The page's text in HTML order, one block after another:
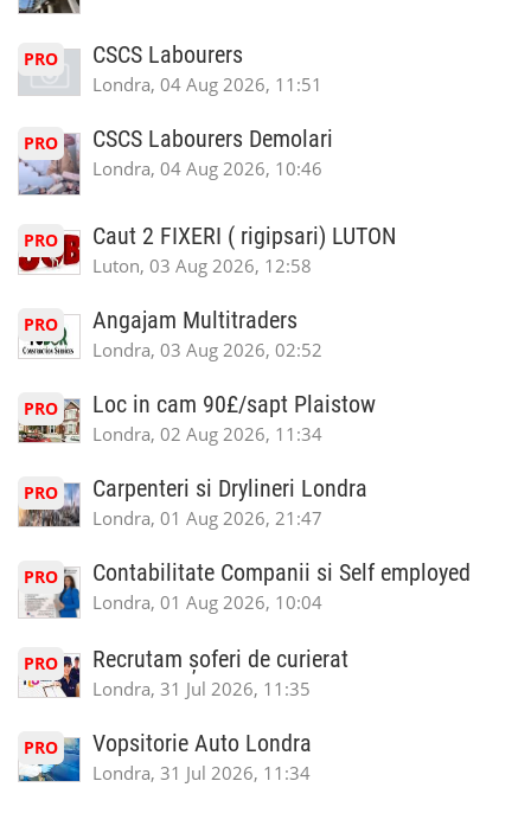
PRO CSCS Labourers
Londra, 04 Aug 2026, 11:51
PRO CSCS Labourers Demolari
Londra, 04 Aug 2026, 10:46
PRO Caut 2 FIXERI ( rigipsari) LUTON
Luton, 03 Aug 2026, 12:58
PRO Angajam Multitraders
Londra, 03 Aug 2026, 02:52
PRO Loc in cam 90£/sapt Plaistow
Londra, 02 Aug 2026, 11:34
PRO Carpenteri si Drylineri Londra
Londra, 01 Aug 2026, 21:47
PRO Contabilitate Companii si Self employed
Londra, 01 Aug 2026, 10:04
PRO Recrutam șoferi de curierat
Londra, 31 Jul 2026, 11:35
PRO Vopsitorie Auto Londra
Londra, 31 Jul 2026, 11:34